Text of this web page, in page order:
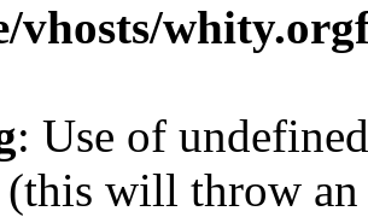
vhosts/
: Use of
will throw